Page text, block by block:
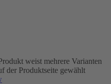
weist mehrere Varianten
der Produktseite gewählt